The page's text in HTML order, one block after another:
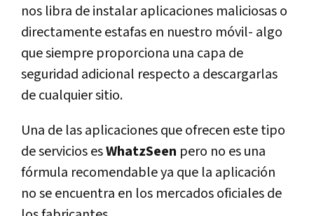
nos libra de instalar aplicaciones maliciosas o
directamente estafas en nuestro móvil- algo
que siempre proporciona una capa de
seguridad adicional respecto a descargarlas
de cualquier sitio.
Una de las aplicaciones que ofrecen este tipo
de servicios esWhatzSeen pero no es una
fórmula recomendable ya que la aplicación
no se encuentra en los mercados oficiales de